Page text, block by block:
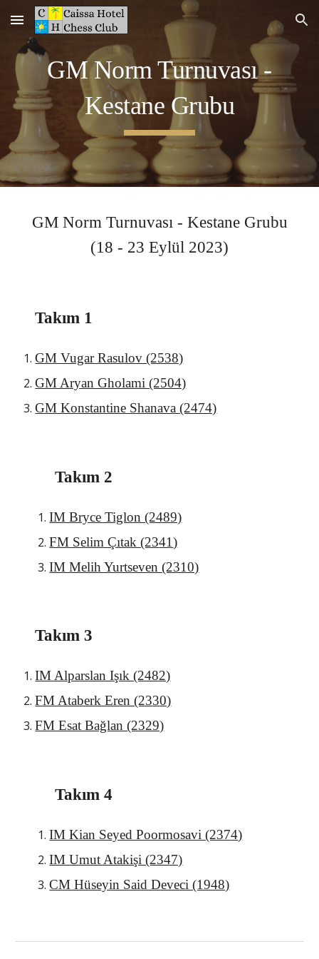
Skip to main content Skip to navigation
GM Norm Turnuvası -
Kestane Grubu
GM Norm Turnuvası - Kestane Grubu
(18 - 23 Eylül 2023)
Takım 1
GM Vugar Rasulov (2538)
GM Aryan Gholami (2504)
GM Konstantine Shanava (2474)
Takım 2
IM Bryce Tiglon (2489)
FM Selim Çıtak (2341)
IM Melih Yurtseven (2310)
Takım 3
IM Alparslan Işık (2482)
FM Ataberk Eren (2330)
FM Esat Bağlan (2329)
Takım 4
IM Kian Seyed Poormosavi (2374)
IM Umut Atakişi (2347)
CM Hüseyin Said Deveci (1948)